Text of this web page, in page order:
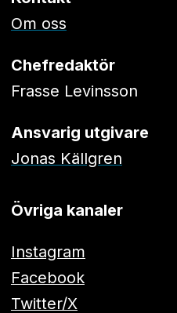
Om oss
Chefredaktör
Frasse Levinsson
Ansvarig utgivare
Jonas Källgren
Övriga kanaler
Instagram
Facebook
Twitter/X